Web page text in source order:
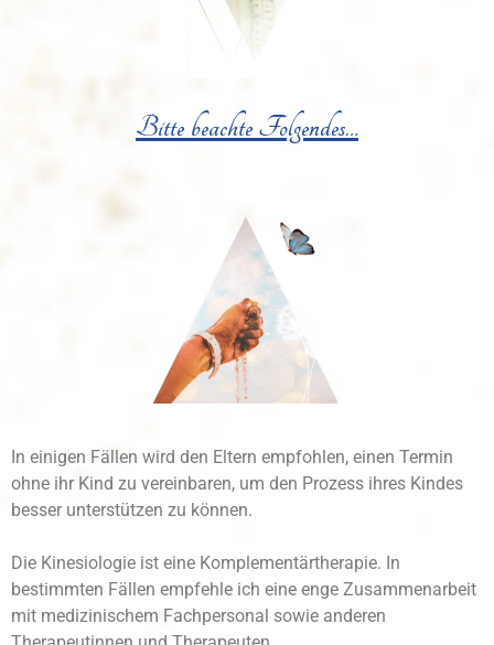
Bitte beachte Folgendes…
In einigen Fällen wird den Eltern empfohlen, einen Termin
ohne ihr Kind zu vereinbaren, um den Prozess ihres Kindes
besser unterstützen zu können.
Die Kinesiologie ist eine Komplementärtherapie. In
bestimmten Fällen empfehle ich eine enge Zusammenarbeit
mit medizinischem Fachpersonal sowie anderen